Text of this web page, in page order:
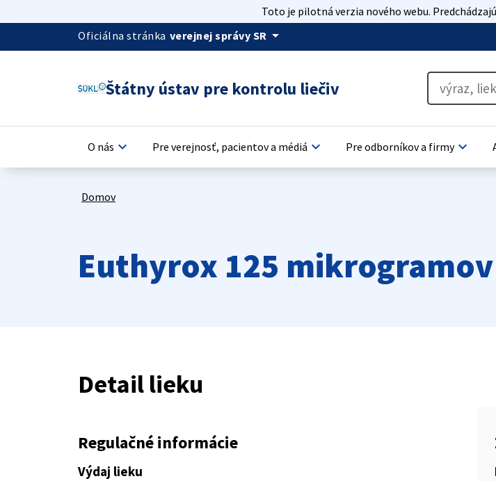
Toto je pilotná verzia nového webu.
Oficiálna stránka verejnej správy SR arrow_drop_down
Štátny ústav pre kontrolu liečiv
O nás keyboard_arrow_down Pre verejnosť, pacientov a médiá keyboard_arrow_down Pre odborníkov a firmykeyboard_arrow_down
Domov
Euthyrox 125 mikrogramov
Detail lieku
Regulačné informácie
Výdaj lieku